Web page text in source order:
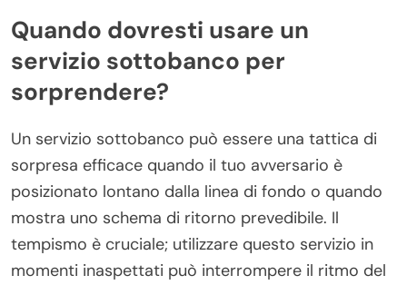
Quando dovresti usare un
servizio sottobanco per
sorprendere?
Un servizio sottobanco può essere una tattica di
sorpresa efficace quando il tuo avversario è
posizionato lontano dalla linea di fondo o quando
mostra uno schema di ritorno prevedibile. Il
tempismo è cruciale; utilizzare questo servizio in
momenti inaspettati può interrompere il ritmo del